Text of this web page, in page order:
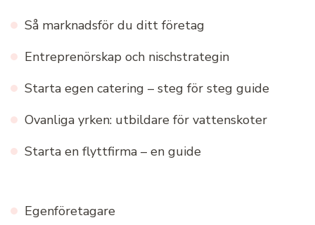
Så marknadsför du ditt företag
Entreprenörskap och nischstrategin
Starta egen catering – steg för steg guide
Ovanliga yrken: utbildare för vattenskoter
Starta en flyttfirma – en guide
Egenföretagare